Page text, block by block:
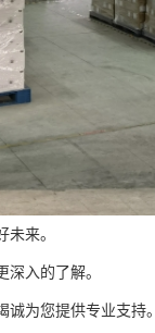
来。
入的了解。
为您提供专业支持。